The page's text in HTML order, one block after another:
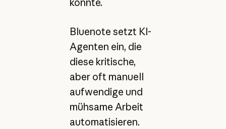
könnte.
Bluenote setzt KI-
Agenten ein, die
diese kritische,
aber oft manuell
aufwendige und
mühsame Arbeit
automatisieren.